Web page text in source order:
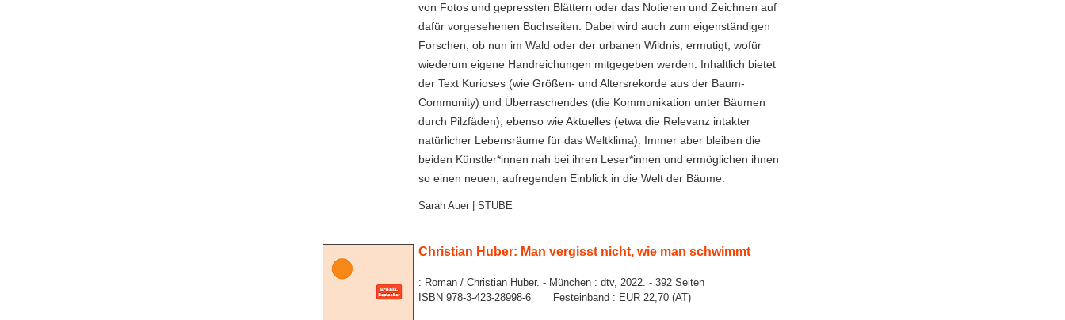
von Fotos und gepressten Blättern oder das Notieren und Zeichnen auf
dafür vorgesehenen Buchseiten. Dabei wird auch zum eigenständigen
Forschen, ob nun im Wald oder der urbanen Wildnis, ermutigt, wofür
wiederum eigene Handreichungen mitgegeben werden. Inhaltlich bietet
der Text Kurioses (wie Größen- und Altersrekorde aus der Baum-
Community) und Überraschendes (die Kommunikation unter Bäumen
durch Pilzfäden), ebenso wie Aktuelles (etwa die Relevanz intakter
natürlicher Lebensräume für das Weltklima). Immer aber bleiben die
beiden Künstler*innen nah bei ihren Leser*innen und ermöglichen ihnen
so einen neuen, aufregenden Einblick in die Welt der Bäume.
Sarah Auer | STUBE
Christian Huber: Man vergisst nicht, wie man schwimmt
: Roman / Christian Huber. - München : dtv, 2022. - 392 Seiten
ISBN 978-3-423-28998-6 Festeinband : EUR 22,70 (AT)